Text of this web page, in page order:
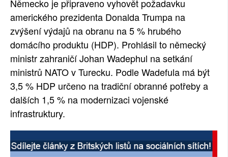
SOCIÁLNÍ SÍTĚ
RUBRIKY
PLNÁ VERZE STRÁNEK
Německo je připraveno vyhovět požadavku
amerického prezidenta Donalda Trumpa na
zvýšení výdajů na obranu na 5 % hrubého
domácího produktu (HDP). Prohlásil to německý
ministr zahraničí Johan Wadephul na setkání
ministrů NATO v Turecku. Podle Wadefula má být
3,5 % HDP určeno na tradiční obranné potřeby a
dalších 1,5 % na modernizaci vojenské
infrastruktury.